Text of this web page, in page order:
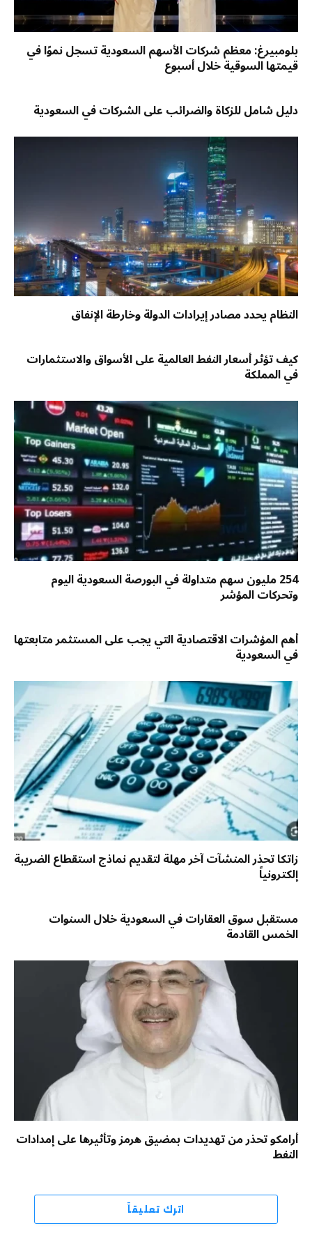
بلومبيرغ: معظم شركات الأسهم السعودية تسجل نموًا في
قيمتها السوقية خلال أسبوع
دليل شامل للزكاة والضرائب على الشركات في السعودية
النظام يحدد مصادر إيرادات الدولة وخارطة الإنفاق
كيف تؤثر أسعار النفط العالمية على الأسواق والاستثمارات
في المملكة
254 مليون سهم متداولة في البورصة السعودية اليوم
وتحركات المؤشر
أهم المؤشرات الاقتصادية التي يجب على المستثمر متابعتها
في السعودية
زاتكا تحذر المنشآت آخر مهلة لتقديم نماذج استقطاع الضريبة
إلكترونياً
مستقبل سوق العقارات في السعودية خلال السنوات
الخمس القادمة
أرامكو تحذر من تهديدات بمضيق هرمز وتأثيرها على إمدادات
النفط
اترك تعليقاً